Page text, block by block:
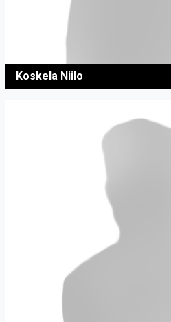
Koskela Niilo